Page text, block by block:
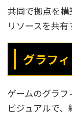
共同で拠点を構
リソースを共有
グラフ
ゲームのグラ
ビジュアルで